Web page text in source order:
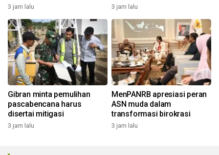
3 jam lalu 3 jam lalu
Gibran minta pemulihan
pascabencana harus
disertai mitigasi
3 jam lalu
MenPANRB apresiasi peran
ASN muda dalam
transformasi birokrasi
3 jam lalu